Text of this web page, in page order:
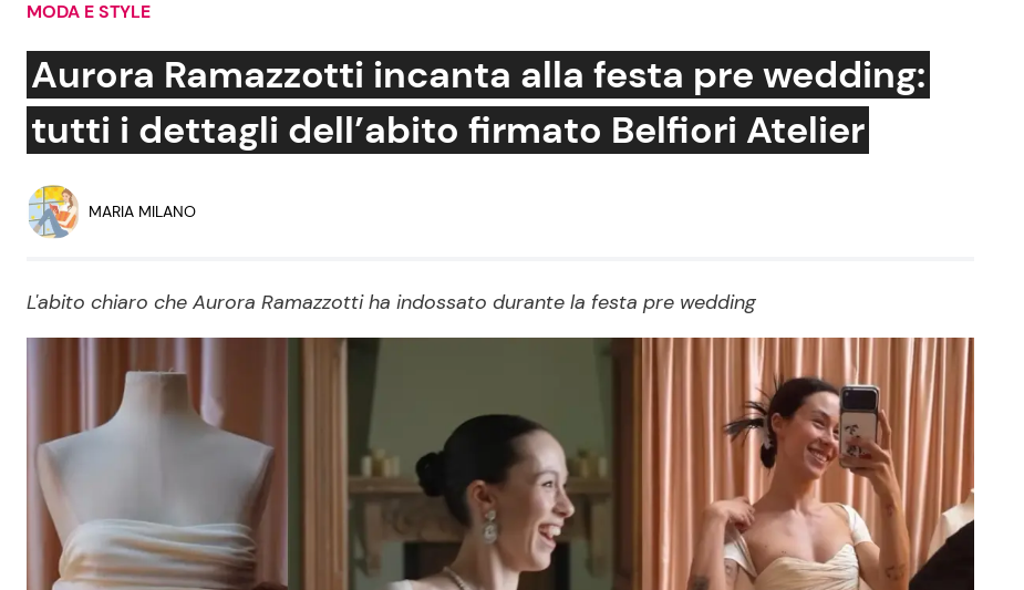
Social News
News dal mondo
Benessere
Festività
Cucina e Ricette
Ricette Facili e Veloci
Ricette Feste
Ricette per Bambini
MODA E STYLE
Aurora Ramazzotti incanta alla festa pre wedding:
tutti i dettagli dell’abito firmato Belfiori Atelier
MARIA MILANO
L'abito chiaro che Aurora Ramazzotti ha indossato durante la festa pre wedding